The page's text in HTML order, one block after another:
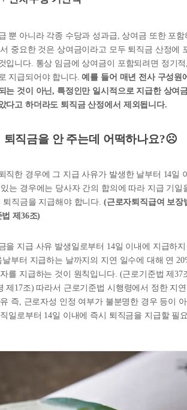
뿐 아니라 각종 수당과 성과급, 상여금 또한 포함
중요한 것은 상여금이라고 모두 퇴직금 산정에
입니다. 통상 임금에 상여금이 포함되려면 정기
지급되어야 합니다.예를 들어 매년 전사 구성원
는 것이 아닌, 특정인만 일시적으로 지급한 상여
다고 하더라도 퇴직금 산정에서 제외됩니다.
퇴직금을 안 주는데 어떡하나요?☹️
직한 경우에 그 지급 사유가 발생한 날부터 14일
는 경우에는 당사자 간의 합의에 따라 지급 기일
직금을 지급해야 합니다. (근로자퇴직급여 보장
제36조)
을 지급 사유 발생일로부터 14일 이내에 지급하지
부터 지급하는 날까지의 지연 일수에 대해 연
를 지급하는 것이 원칙입니다. (근로기준법 제37
제17조) 따라서 근로기준법 시행령에서 정한 지연
즉, 근로자성 인정 여부가 불분명한 경우 등이 아
일로부터 14일 이내에 즉시 퇴직금을 지급할 필